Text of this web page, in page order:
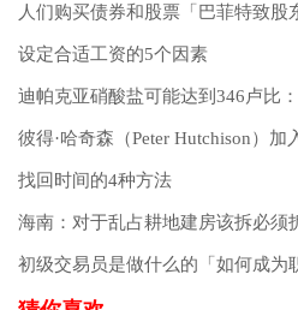
人们购买债券和股票「巴菲特致股
设定合适工资的5个因素
找回时间的4种方法
海南：对于乱占耕地建房该拆必须
初级交易员是做什么的「如何成为